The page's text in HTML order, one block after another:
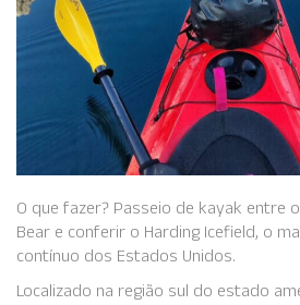
O que fazer? Passeio de kayak entre
Bear e conferir o Harding Icefield, o
contínuo dos Estados Unidos.
Localizado na região sul do estado